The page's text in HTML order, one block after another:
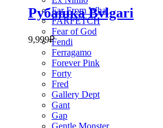
Far From What
FARFETCH
Fear of God
Fendi
Ferragamo
Forever Pink
Forty
Fred
Gallery Dept
Gant
Gap
Gentle Monster
Рубашка Bvlgari
9,999₽